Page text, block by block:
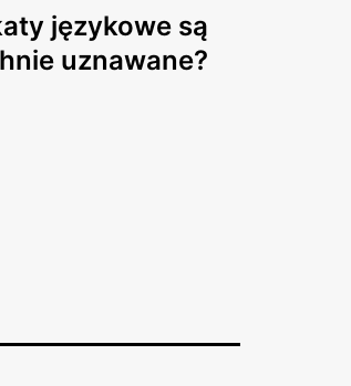
językowe są
uznawane?